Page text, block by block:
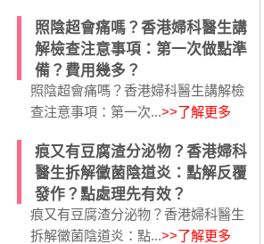
照陰超會痛嗎？香港婦科醫生講
解檢查注意事項：第一次做點準
備？費用幾多？
照陰超會痛嗎？香港婦科醫生講解檢
查注意事項：第一次...>>了解更多
痕又有豆腐渣分泌物？香港婦科
醫生拆解黴菌陰道炎：點解反覆
發作？點處理先有效？
痕又有豆腐渣分泌物？香港婦科醫生
拆解黴菌陰道炎：點...>>了解更多